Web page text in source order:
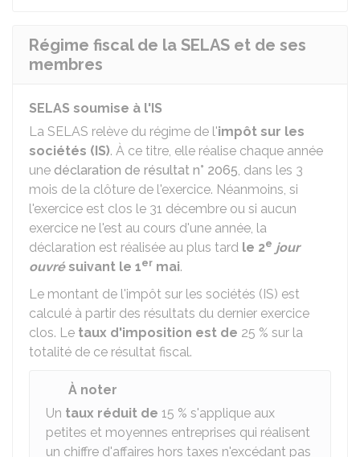
Régime fiscal de la SELAS et de ses
membres
SELAS soumise à l'IS
La SELAS relève du régime de l'impôt sur les
sociétés (IS). À ce titre, elle réalise chaque année
une déclaration de résultat n° 2065, dans les 3
mois de la clôture de l'exercice. Néanmoins, si
l'exercice est clos le 31 décembre ou si aucun
exercice ne l'est au cours d'une année, la
déclaration est réalisée au plus tard le 2e jour
ouvrésuivant le 1er mai.
Le montant de l'impôt sur les sociétés (IS) est
calculé à partir des résultats du dernier exercice
clos. Le taux d'imposition est de 25 % sur la
totalité de ce résultat fiscal.
À noter
Un taux réduit de 15 % s'applique aux
petites et moyennes entreprises qui réalisent
un chiffre d'affaires hors taxes n'excédant pas